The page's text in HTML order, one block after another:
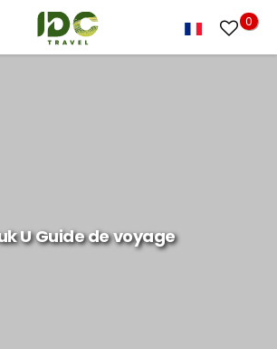
0
U Guide de voyage